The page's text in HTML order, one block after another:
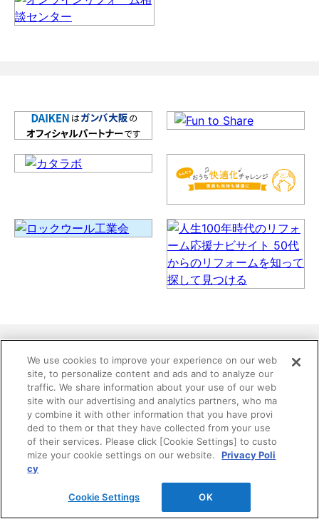
お探しの内容は見つかりましたか？
DAIKENホームページ内の情報を検索できます。 複数
語で検索を行う場合は、単語と単語の間をスペースで
区切ってください。
We use cookies to improve your experience on our web
site, to personalize content and ads and to analyze our
traffic. We share information about your use of our web
site with our advertising and analytics partners, who ma
y combine it with other information that you have provi
ded to them or that they have collected from your use
of their services. Please click [Cookie Settings] to custo
mize your cookie settings on our website.
Privacy Poli
cy
Cookie Settings OK